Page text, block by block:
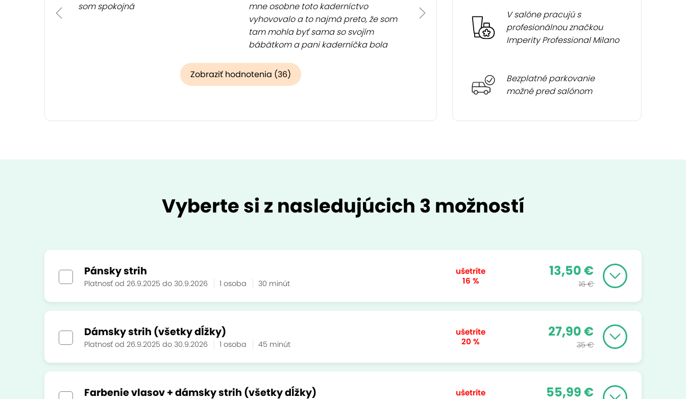
som spokojná
mne osobne toto kaderníctvo
vyhovovalo a to najmä preto, že som
tam mohla byť sama so svojím
bábätkom a pani kaderníčka bola
Zobraziť hodnotenia (36)
V salóne pracujú s
profesionálnou značkou
Imperity Professional Milano
Bezplatné parkovanie
možné pred salónom
Vyberte si z nasledujúcich 3 možností
Pánsky strih
Platnosť od 26.9.2025 do 30.9.2026 1 osoba 30 minút
ušetríte
16 %
13,50 €
16 €
Dámsky strih (všetky dĺžky)
Platnosť od 26.9.2025 do 30.9.2026 1 osoba 45 minút
ušetríte
20 %
27,90 €
35 €
Farbenie vlasov + dámsky strih (všetky dĺžky)
ušetríte
55,99 €